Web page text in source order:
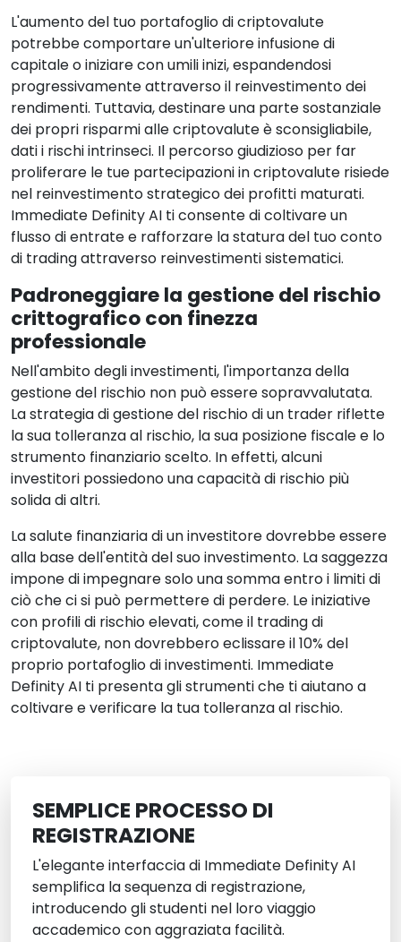
L'aumento del tuo portafoglio di criptovalute
potrebbe comportare un'ulteriore infusione di
capitale o iniziare con umili inizi, espandendosi
progressivamente attraverso il reinvestimento dei
rendimenti. Tuttavia, destinare una parte sostanziale
dei propri risparmi alle criptovalute è sconsigliabile,
dati i rischi intrinseci. Il percorso giudizioso per far
proliferare le tue partecipazioni in criptovalute risiede
nel reinvestimento strategico dei profitti maturati.
Immediate Definity AI ti consente di coltivare un
flusso di entrate e rafforzare la statura del tuo conto
di trading attraverso reinvestimenti sistematici.
Padroneggiare la gestione del rischio
crittografico con finezza
professionale
Nell'ambito degli investimenti, l'importanza della
gestione del rischio non può essere sopravvalutata.
La strategia di gestione del rischio di un trader riflette
la sua tolleranza al rischio, la sua posizione fiscale e lo
strumento finanziario scelto. In effetti, alcuni
investitori possiedono una capacità di rischio più
solida di altri.
La salute finanziaria di un investitore dovrebbe essere
alla base dell'entità del suo investimento. La saggezza
impone di impegnare solo una somma entro i limiti di
ciò che ci si può permettere di perdere. Le iniziative
con profili di rischio elevati, come il trading di
criptovalute, non dovrebbero eclissare il 10% del
proprio portafoglio di investimenti. Immediate
Definity AI ti presenta gli strumenti che ti aiutano a
coltivare e verificare la tua tolleranza al rischio.
SEMPLICE PROCESSO DI
REGISTRAZIONE
L'elegante interfaccia di Immediate Definity AI
semplifica la sequenza di registrazione,
introducendo gli studenti nel loro viaggio
accademico con aggraziata facilità.